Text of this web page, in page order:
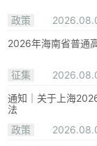
政策
2026年海南省普通
征集
通知｜关于上海
法
政策